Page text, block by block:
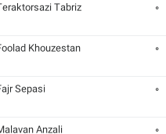
Tabriz ۰
Khouzestan ۰
Sepasi ۰
Anzali ۰